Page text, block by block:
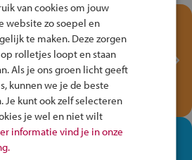
je kennis met het
Veilig
het Fiets Veilig Verkeersspel
win een Cortina-fiets!
de winkel ben je op je
van cookies om jouw
website zo soepel en
te maken. Deze zorgen
rolletjes loopt en staan
Als je ons groen licht geeft
kunnen we je de beste
Je kunt ook zelf selecteren
je wel en niet wilt
informatie vind je in onze